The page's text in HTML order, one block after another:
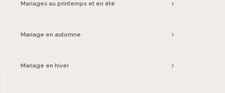
Mariages au printemps et en été
Mariage en automne
Mariage en hiver